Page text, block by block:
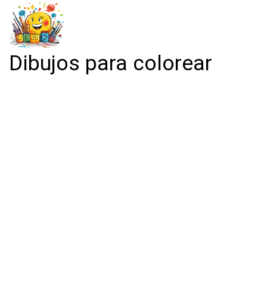
Dibujos para colorear